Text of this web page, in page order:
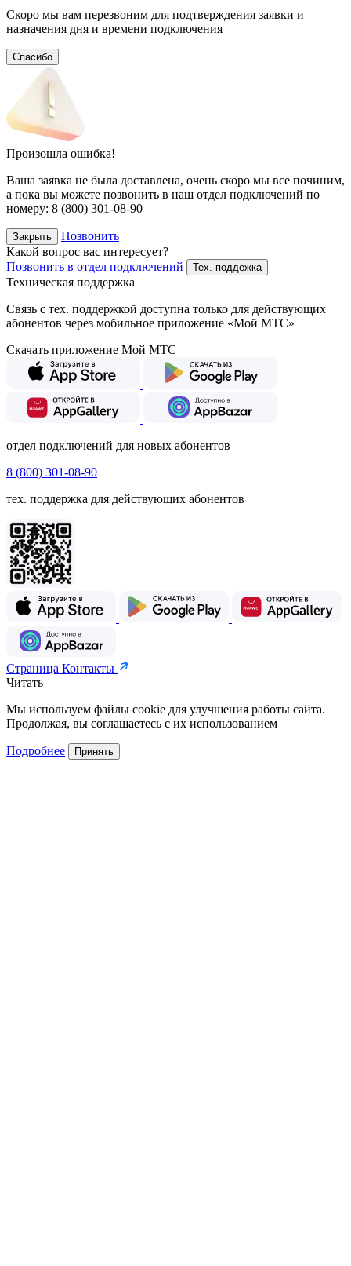
Скоро мы вам перезвоним для подтверждения заявки и
назначения дня и времени подключения
Спасибо
Произошла ошибка!
Ваша заявка не была доставлена, очень скоро мы все починим,
а пока вы можете позвонить в наш отдел подключений по
номеру: 8 (800) 301-08-90
Закрыть
Позвонить
Какой вопрос вас интересует?
Позвонить в отдел подключений
Тех. поддежка
Техническая поддержка
Связь с тех. поддержкой доступна только для действующих
абонентов через мобильное приложение «Мой МТС»
Скачать приложение Мой МТС
отдел подключений для новых абонентов
8 (800) 301-08-90
тех. поддержка для действующих абонентов
Страница Контакты
Читать
Мы используем файлы cookie для улучшения работы сайта.
Продолжая, вы соглашаетесь с их использованием
Подробнее Принять